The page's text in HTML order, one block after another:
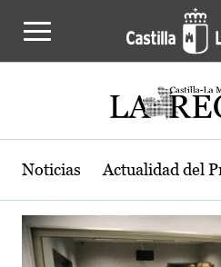
Actualidad de la
Noticias Actualidad del